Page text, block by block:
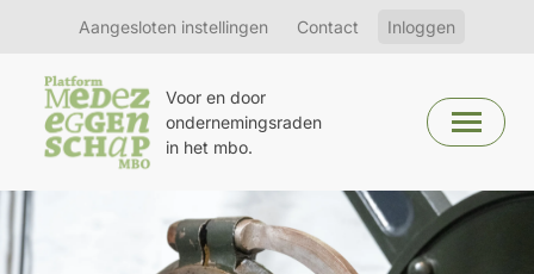
Aangesloten instellingen Contact Inloggen
Voor en door
ondernemingsraden
in het mbo.